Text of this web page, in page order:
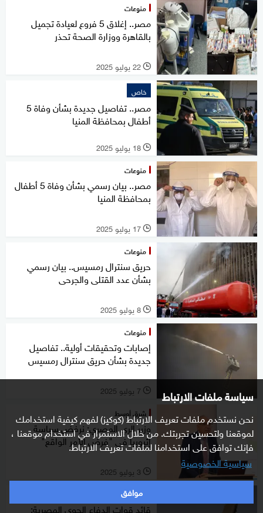
سياسة ملفات الارتباط
نحن نستخدم ملفات تعريف الارتباط (كوكيز) لفهم كيفية استخدامك
لموقعنا ولتحسين تجربتك. من خلال الاستمرار في استخدام موقعنا ،
فإنك توافق على استخدامنا لملفات تعريف الارتباط.
سياسية الخصوصية
موافق
منوعات
مصر.. إغلاق 5 فروع لعيادة تجميل
بالقاهرة ووزارة الصحة تحذر
l 22 يوليو 2025
خاص
مصر.. تفاصيل جديدة بشأن وفاة 5
أطفال بمحافظة المنيا
l 18 يوليو 2025
منوعات
مصر.. بيان رسمي بشأن وفاة 5 أطفال
بمحافظة المنيا
l 17 يوليو 2025
منوعات
حريق سنترال رمسيس.. بيان رسمي
بشأن عدد القتلى والجرحى
l 8 يوليو 2025
منوعات
إصابات وتحقيقات أولية.. تفاصيل
جديدة بشأن حريق سنترال رمسيس
l 7 يوليو 2025
شرق أوسط
وزير الري المصري: نرفض سياسة
إثيوبيا في "فرض الأمر الواقع"
l 3 يوليو 2025
شرق أوسط
قائد قوات الدفاع الجوي المصرية: